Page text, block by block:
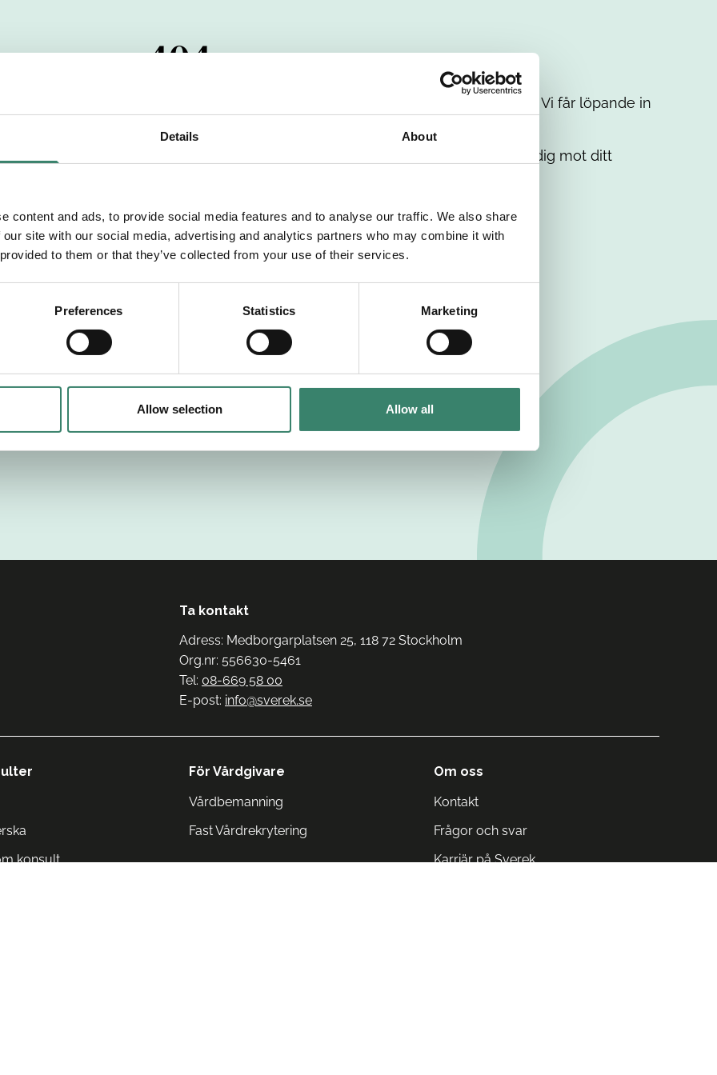
Details About
content and ads, to provide social media features and to analyse our traffic. We also share
site with our social media, advertising and analytics partners who may combine it with
to them or that they’ve collected from your use of their services.
Preferences Statistics Marketing
Allow selection Allow all
404
har passerats. Vi uppskattar verkligen ditt intresse. Misströsta inte. Vi får löpande in
dig med mer information om våra aktuella uppdrag. Tillsammans matchar vi dig mot ditt
Tillbaka till Sverek
Ta kontakt
Adress: Medborgarplatsen 25, 118 72 Stockholm
Org.nr: 556630-5461
Tel: 08-669 58 00
E-post: info@sverek.se
konsult
För Vårdgivare
Vårdbemanning
Fast Vårdrekrytering
Om oss
Kontakt
Frågor och svar
Karriär på Sverek